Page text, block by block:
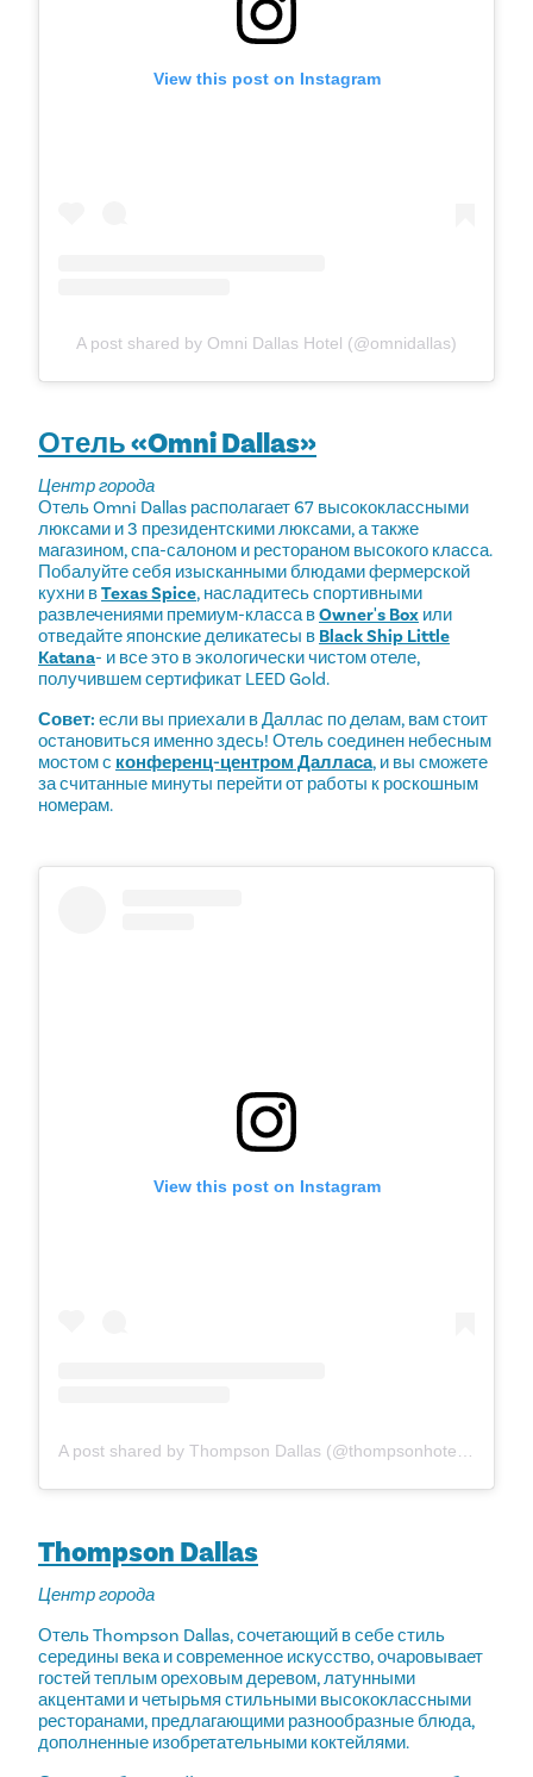
View this post on Instagram
A post shared by Omni Dallas Hotel (@omnidallas)
Отель «Omni Dallas»
Центр города
Отель Omni Dallas располагает 67 высококлассными
люксами и 3 президентскими люксами, а также
магазином, спа-салоном и рестораном высокого класса.
Побалуйте себя изысканными блюдами фермерской
кухни вTexas Spice, насладитесь спортивными
развлечениями премиум-класса вOwner's Box или
отведайте японские деликатесы в Black Ship Little
Katana- и все это в экологически чистом отеле,
получившем сертификат LEED Gold.
Совет: если вы приехали в Даллас по делам, вам стоит
остановиться именно здесь! Отель соединен небесным
мостом с конференц-центром Далласа, и вы сможете
за считанные минуты перейти от работы к роскошным
номерам.
View this post on Instagram
A post shared by Thompson Dallas (@thompsonhoteldallas)
Thompson Dallas
Центр города
Отель Thompson Dallas, сочетающий в себе стиль
середины века и современное искусство, очаровывает
гостей теплым ореховым деревом, латунными
акцентами и четырьмя стильными высококлассными
ресторанами, предлагающими разнообразные блюда,
дополненные изобретательными коктейлями.